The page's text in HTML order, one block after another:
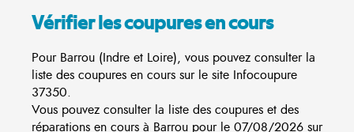
Vérifier les coupures en cours
Pour Barrou (Indre et Loire), vous pouvez consulter la
liste des coupures en cours sur le site Infocoupure
37350.
Vous pouvez consulter la liste des coupures et des
réparations en cours à Barrou pour le 07/08/2026 sur